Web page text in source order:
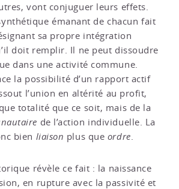
vont conjuguer leurs effets.
émanant de chacun fait
sa propre intégration
doit remplir. Il ne peut dissoudre
dans une activité commune.
la possibilité d’un rapport actif
l’union en altérité au profit,
totalité que ce soit, mais de la
de l’action individuelle. La
bien liaison plus que ordre
révèle ce fait : la naissance
en rupture avec la passivité et